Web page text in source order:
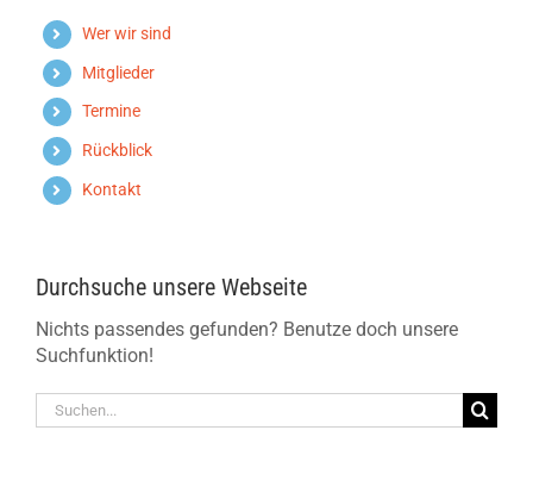
Wer wir sind
Mitglieder
Termine
Rückblick
Kontakt
Durchsuche unsere Webseite
Nichts passendes gefunden? Benutze doch unsere
Suchfunktion!
Suche
nach: